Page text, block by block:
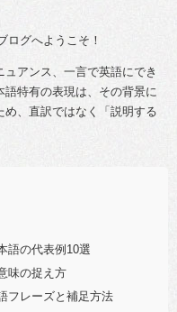
ログへようこそ！
アンス、一言で英語にでき
特有の表現は、その背景に
、直訳ではなく「説明する
語の代表例10選
味の捉え方
フレーズと補足方法